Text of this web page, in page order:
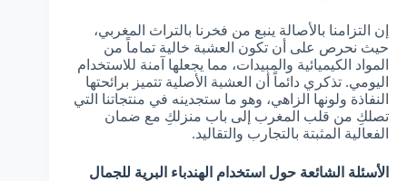
إن التزامنا بالأصالة ينبع من فخرنا بالتراث المغربي،
حيث نحرص على أن تكون العشبة خالية تماماً من
المواد الكيميائية والمبيدات، مما يجعلها آمنة للاستخدام
اليومي. تذكري دائماً أن العشبة الأصلية تتميز برائحتها
النفاذة ولونها الزاهي، وهو ما ستجدينه في منتجاتنا التي
تصلكِ من قلب المغرب إلى باب منزلكِ مع ضمان
الفعالية المثبتة بالتجارب والتقاليد.
الأسئلة الشائعة حول استخدام الهندباء البرية للجمال